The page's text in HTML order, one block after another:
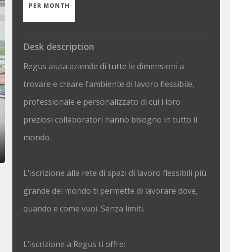
PER MONTH
Desk description
Regus aiuta aziende di tutte le dimensioni a
trovare e creare l'ambiente di lavoro flessibile,
professionale e personalizzato di cui i loro
preziosi collaboratori hanno bisogno in tutto il
mondo.
L'iscrizione alla rete di spazi di lavoro flessibili più
grande del mondo ti permette di lavorare dove,
quando e come vuoi. Senza limiti.
L'iscrizione a Regus ti offre: